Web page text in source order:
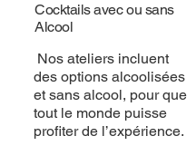
Cocktails avec ou sans
Alcool
Nos ateliers incluent
des options alcoolisées
et sans alcool, pour que
tout le monde puisse
profiter de l’expérience.